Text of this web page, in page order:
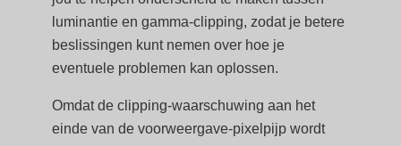
luminantie en gamma-clipping, zodat je betere
beslissingen kunt nemen over hoe je
eventuele problemen kan oplossen.
Omdat de clipping-waarschuwing aan het
einde van de voorweergave-pixelpijp wordt